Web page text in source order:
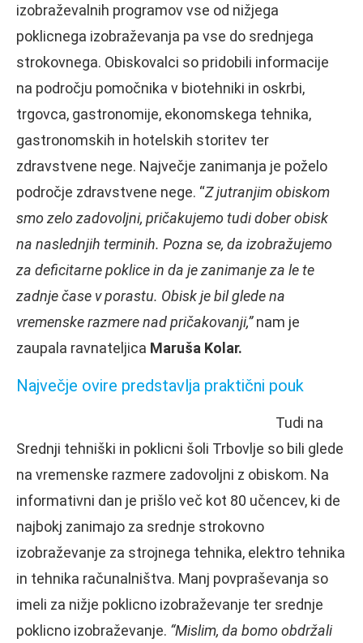
izobraževalnih programov vse od nižjega
poklicnega izobraževanja pa vse do srednjega
strokovnega. Obiskovalci so pridobili informacije
na področju pomočnika v biotehniki in oskrbi,
trgovca, gastronomije, ekonomskega tehnika,
gastronomskih in hotelskih storitev ter
zdravstvene nege. Največje zanimanja je poželo
področje zdravstvene nege. “Z jutranjim obiskom
smo zelo zadovoljni, pričakujemo tudi dober obisk
na naslednjih terminih. Pozna se, da izobražujemo
za deficitarne poklice in da je zanimanje za le te
zadnje čase v porastu. Obisk je bil glede na
vremenske razmere nad pričakovanji,”nam je
zaupala ravnateljica Maruša Kolar.
Največje ovire predstavlja praktični pouk
Tudi na
Srednji tehniški in poklicni šoli Trbovlje so bili glede
na vremenske razmere zadovoljni z obiskom. Na
informativni dan je prišlo več kot 80 učencev, ki de
najbokj zanimajo za srednje strokovno
izobraževanje za strojnega tehnika, elektro tehnika
in tehnika računalništva. Manj povpraševanja so
imeli za nižje poklicno izobraževanje ter srednje
poklicno izobraževanje. “Mislim, da bomo obdržali